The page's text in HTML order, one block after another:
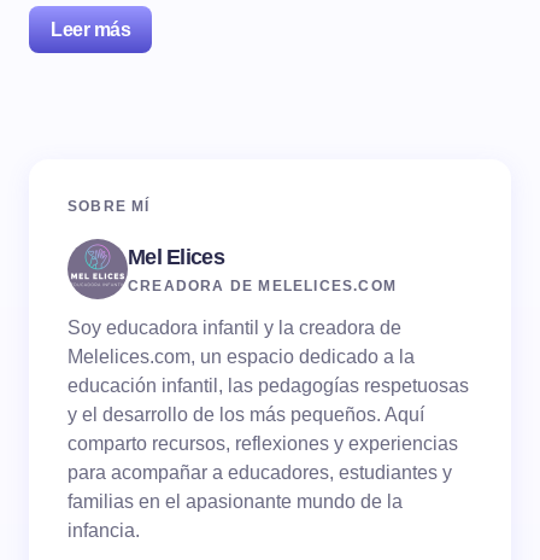
Leer más
SOBRE MÍ
Mel Elices
CREADORA DE MELELICES.COM
Soy educadora infantil y la creadora de
Melelices.com, un espacio dedicado a la
educación infantil, las pedagogías respetuosas
y el desarrollo de los más pequeños. Aquí
comparto recursos, reflexiones y experiencias
para acompañar a educadores, estudiantes y
familias en el apasionante mundo de la
infancia.